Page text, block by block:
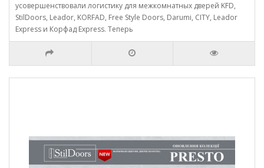
усовершенствовали логистику для межкомнатных дверей KFD,
StilDoors, Leador, KORFAD, Free Style Doors, Darumi, CITY, Leador
Express и Корфад Express. Теперь